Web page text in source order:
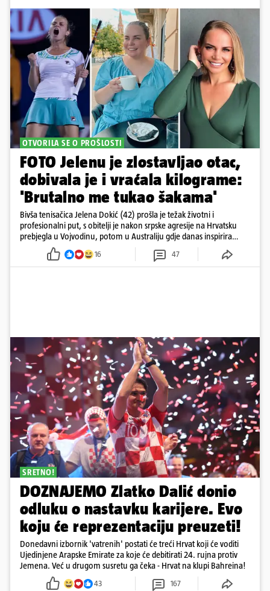
OTVORILA SE O PROŠLOSTI
FOTO Jelenu je zlostavljao otac,
dobivala je i vraćala kilograme:
'Brutalno me tukao šakama'
Bivša tenisačica Jelena Dokić (42) prošla je težak životni i
profesionalni put, s obitelji je nakon srpske agresije na Hrvatsku
prebjegla u Vojvodinu, potom u Australiju gdje danas inspirira
16 47
SRETNO!
DOZNAJEMO Zlatko Dalić donio
odluku o nastavku karijere. Evo
koju će reprezentaciju preuzeti!
Donedavni izbornik 'vatrenih' postati će treći Hrvat koji će voditi
Ujedinjene Arapske Emirate za koje će debitirati 24. rujna protiv
Jemena. Već u drugom susretu ga čeka - Hrvat na klupi Bahreina!
43 167